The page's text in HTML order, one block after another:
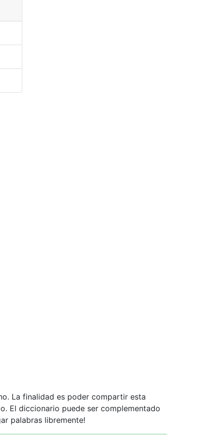
La finalidad es poder compartir esta
El diccionario puede ser complementado
palabras libremente!